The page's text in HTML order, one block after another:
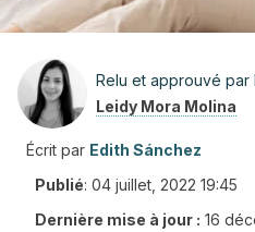
Relu et approuvé par
Leidy Mora Molina
Écrit par Edith Sánchez
Publié: 04 juillet, 2022 19:45
Dernière mise à jour : 16